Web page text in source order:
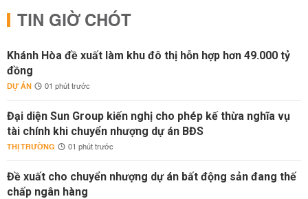
TIN GIỜ CHÓT
Khánh Hòa đề xuất làm khu đô thị hỗn hợp hơn 49.000 tỷ
đồng
DỰ ÁN 01 phút trước
Đại diện Sun Group kiến nghị cho phép kế thừa nghĩa vụ
tài chính khi chuyển nhượng dự án BĐS
THỊ TRƯỜNG 01 phút trước
Đề xuất cho chuyển nhượng dự án bất động sản đang thế
chấp ngân hàng